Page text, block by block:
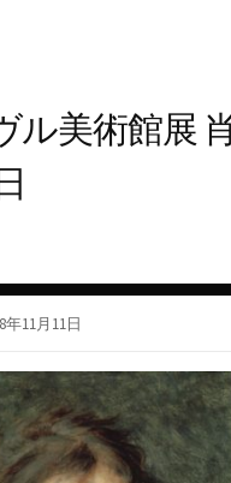
オーストラリ
スペイン
チェコ
デンマーク
ドイツ
カ
ダ
バ
パ
美術館展
年11月11日